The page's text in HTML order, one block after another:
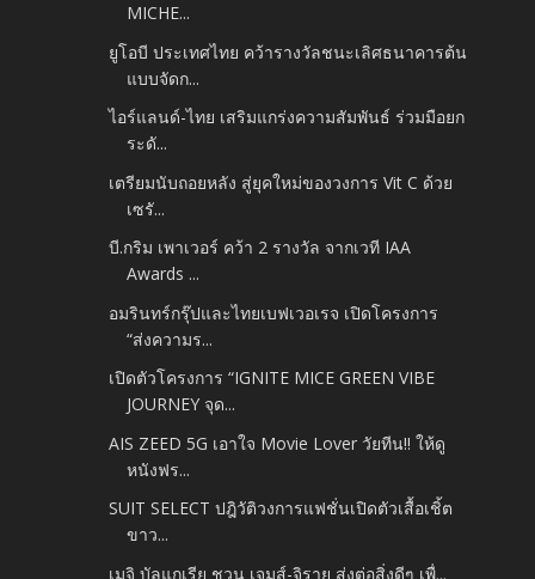
MICHE...
ยูโอบี ประเทศไทย คว้ารางวัลชนะเลิศธนาคารต้น
แบบจัดก...
ไอร์แลนด์-ไทย เสริมแกร่งความสัมพันธ์ ร่วมมือยก
ระดั...
เตรียมนับถอยหลัง สู่ยุคใหม่ของวงการ Vit C ด้วย
เซรั...
บี.กริม เพาเวอร์ คว้า 2 รางวัล จากเวที IAA
Awards ...
อมรินทร์กรุ๊ปและไทยเบฟเวอเรจ เปิดโครงการ
“ส่งความร...
เปิดตัวโครงการ “IGNITE MICE GREEN VIBE
JOURNEY จุด...
AIS ZEED 5G เอาใจ Movie Lover วัยทีน!! ให้ดู
หนังฟร...
SUIT SELECT ปฎิวัติวงการแฟชั่นเปิดตัวเสื้อเชิ้ต
ขาว...
เมจิ บัลแกเรีย ชวน เจมส์-จิรายุ ส่งต่อสิ่งดีๆ เพื่...